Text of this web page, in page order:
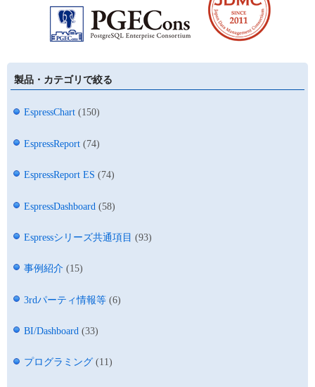
製品・カテゴリで絞る
EspressChart (150)
EspressReport (74)
EspressReport ES (74)
EspressDashboard (58)
Espressシリーズ共通項目 (93)
事例紹介 (15)
3rdパーティ情報等 (6)
BI/Dashboard (33)
プログラミング (11)